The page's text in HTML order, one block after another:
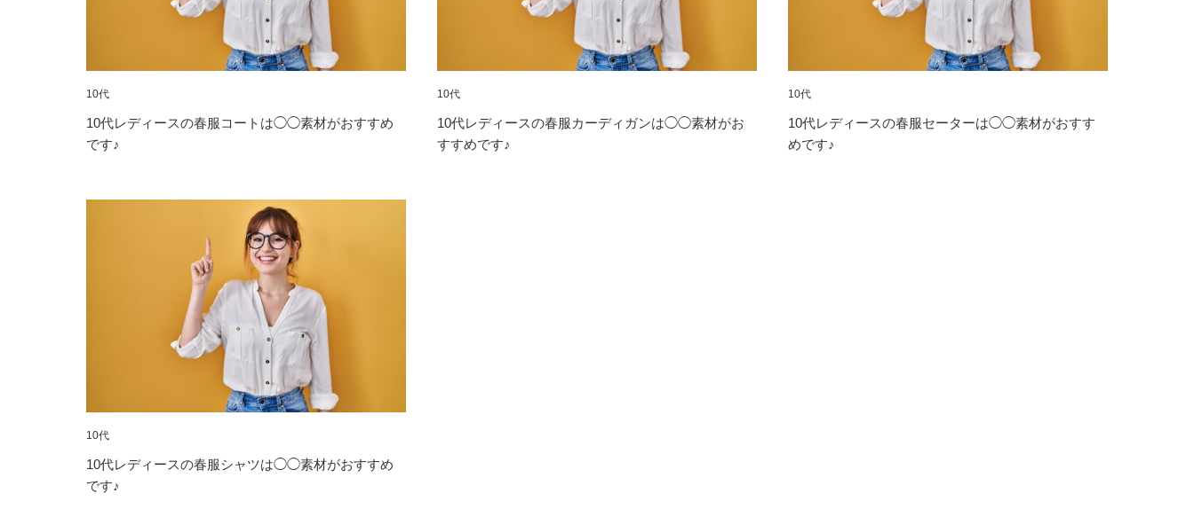
10代
10代レディースの春服コートは◯◯素材がおすすめ
です♪
10代
10代レディースの春服カーディガンは◯◯素材がお
すすめです♪
10代
10代レディースの春服セーターは◯◯素材がおすす
めです♪
10代
10代レディースの春服シャツは◯◯素材がおすすめ
です♪